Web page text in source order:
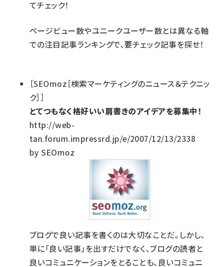
てチェック！
ページビュー数やユニークユーザー数とは異なる軸
での注目記事ランキングで、要チェック記事を探せ！
［SEOmoz［検索マーケティングのニュース＆テクニッ
ク］］
とてつもなく格好いい肩書きのアイデアを募集中！
http://web-
tan.forum.impressrd.jp/e/2007/12/13/2338
by SEOmoz
ブログで良い記事を書くのは大切なことだ。しかし、
単に「良い記事」を出すだけでなく、ブログの読者と
良いコミュニケーションをとることも、良いコミュニ